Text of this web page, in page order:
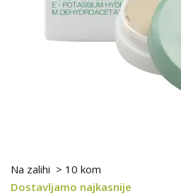
Na zalihi > 10 kom
Dostavljamo najkasnije